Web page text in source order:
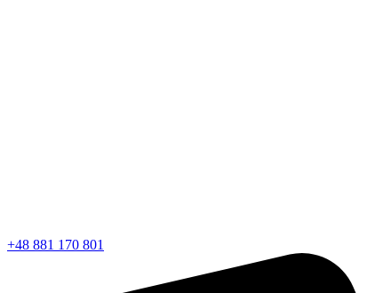
+48 881 170 801